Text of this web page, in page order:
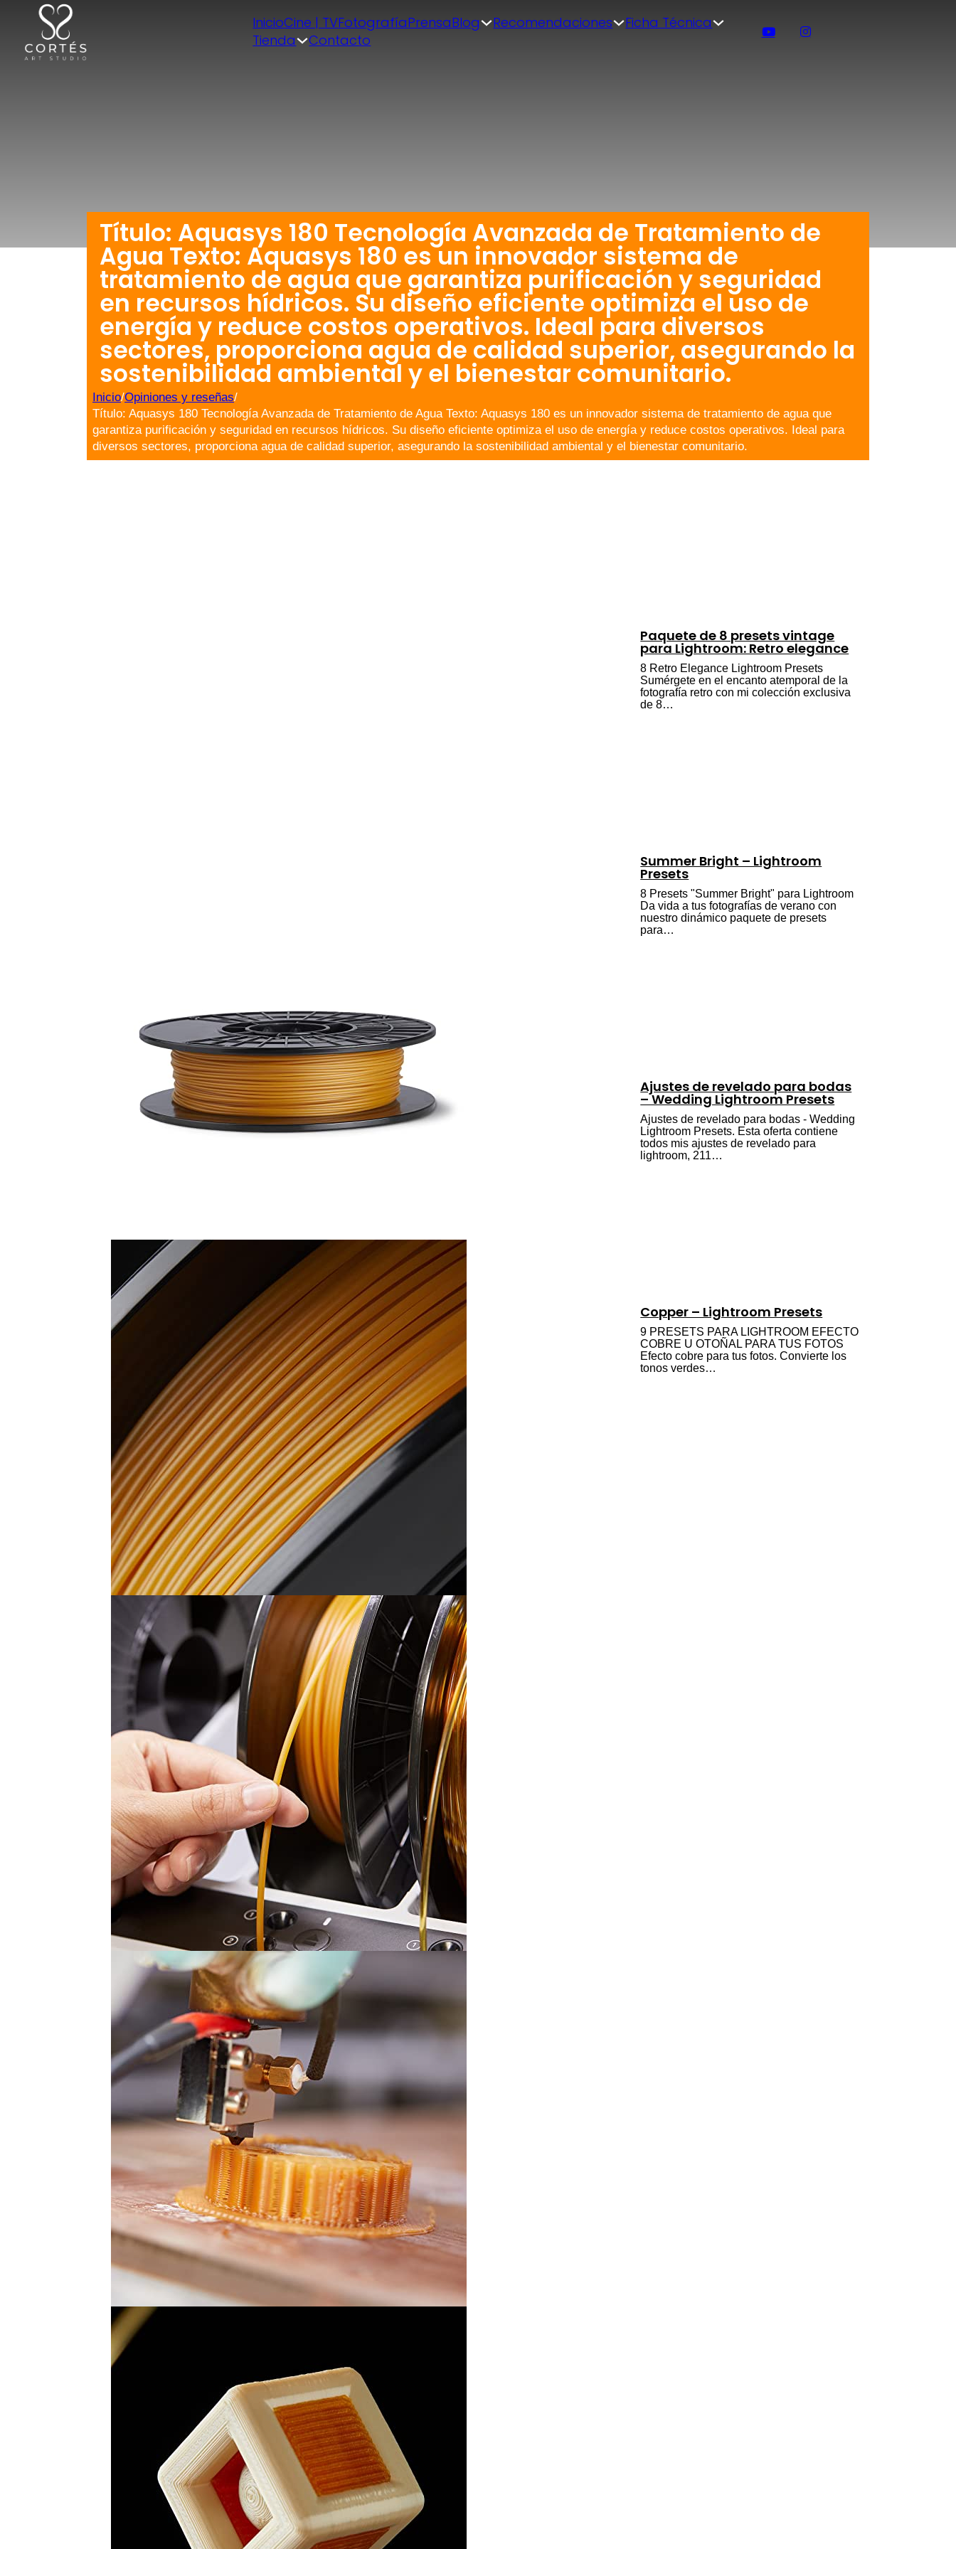
InicioCine | TVFotografíaPrensaBlog Recomendaciones
Ficha Técnica
Tienda
Contacto
Título: Aquasys 180 Tecnología Avanzada de Tratamiento de
Agua Texto: Aquasys 180 es un innovador sistema de
tratamiento de agua que garantiza purificación y seguridad
en recursos hídricos. Su diseño eficiente optimiza el uso de
energía y reduce costos operativos. Ideal para diversos
sectores, proporciona agua de calidad superior, asegurando la
sostenibilidad ambiental y el bienestar comunitario.
Inicio/Opiniones y reseñas/
Título: Aquasys 180 Tecnología Avanzada de Tratamiento de Agua Texto: Aquasys 180 es un innovador sistema de tratamiento de agua que
garantiza purificación y seguridad en recursos hídricos. Su diseño eficiente optimiza el uso de energía y reduce costos operativos. Ideal para
diversos sectores, proporciona agua de calidad superior, asegurando la sostenibilidad ambiental y el bienestar comunitario.
Paquete de 8 presets vintage
para Lightroom: Retro elegance
8 Retro Elegance Lightroom Presets
Sumérgete en el encanto atemporal de la
fotografía retro con mi colección exclusiva
de 8…
Summer Bright – Lightroom
Presets
8 Presets "Summer Bright" para Lightroom
Da vida a tus fotografías de verano con
nuestro dinámico paquete de presets
para…
Ajustes de revelado para bodas
– Wedding Lightroom Presets
Ajustes de revelado para bodas - Wedding
Lightroom Presets. Esta oferta contiene
todos mis ajustes de revelado para
lightroom, 211…
Copper – Lightroom Presets
9 PRESETS PARA LIGHTROOM EFECTO
COBRE U OTOÑAL PARA TUS FOTOS
Efecto cobre para tus fotos. Convierte los
tonos verdes…